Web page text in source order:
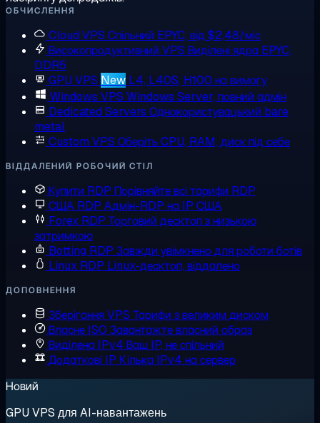
ОБЧИСЛЕННЯ
Cloud VPS Спільний EPYC, від $2,48/міс
Високопродуктивний VPS Виділені ядра EPYC,
DDR5
GPU VPS New L4, L40S, H100 на вимогу
Windows VPS Windows Server, повний адмін
Dedicated Servers Однокористувацький bare
metal
Custom VPS Оберіть CPU, RAM, диск під себе
ВІДДАЛЕНИЙ РОБОЧИЙ СТІЛ
Купити RDP Порівняйте всі тарифи RDP
США RDP Адмін-RDP на IP США
Forex RDP Торговий десктоп з низькою
затримкою
Botting RDP Завжди увімкнено для роботи ботів
Linux RDP Linux-десктоп, віддалено
ДОПОВНЕННЯ
Зберігання VPS Тарифи з великим диском
Власне ISO Завантажте власний образ
Виділена IPv4 Ваш IP, не спільний
Додаткові IP Кілька IPv4 на сервер
Новий
GPU VPS для AI-навантажень